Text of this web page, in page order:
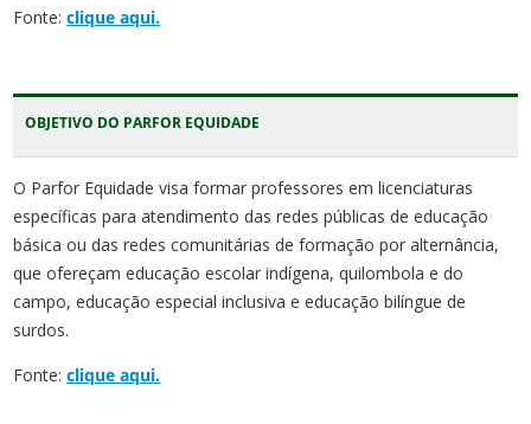
Fonte:clique aqui.
OBJETIVO DO PARFOR EQUIDADE
O Parfor Equidade visa formar professores em licenciaturas
específicas para atendimento das redes públicas de educação
básica ou das redes comunitárias de formação por alternância,
que ofereçam educação escolar indígena, quilombola e do
campo, educação especial inclusiva e educação bilíngue de
surdos.
Fonte:clique aqui.